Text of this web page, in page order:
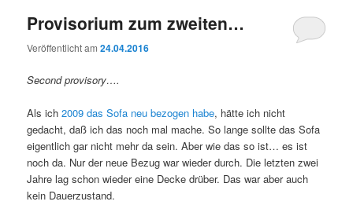
Provisorium zum zweiten…
Veröffentlicht am24.04.2016
Second provisory….
Als ich2009 das Sofa neu bezogen habe, hätte ich nicht
gedacht, daß ich das noch mal mache. So lange sollte das Sofa
eigentlich gar nicht mehr da sein. Aber wie das so ist… es ist
noch da. Nur der neue Bezug war wieder durch. Die letzten zwei
Jahre lag schon wieder eine Decke drüber. Das war aber auch
kein Dauerzustand.